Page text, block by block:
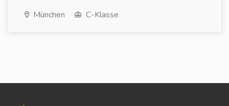
München C-Klasse